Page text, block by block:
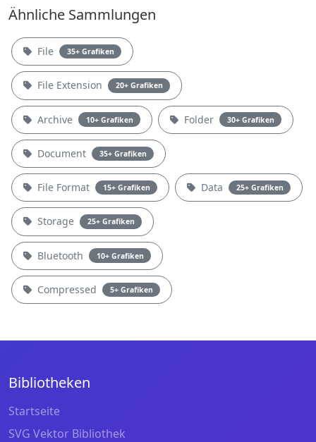
Ähnliche Sammlungen
File 35+ Grafiken
File Extension 20+ Grafiken
Archive 10+ Grafiken Folder 30+ Grafiken
Document 35+ Grafiken
File Format 15+ Grafiken Data 25+ Grafiken
Storage 25+ Grafiken
Bluetooth 10+ Grafiken
Compressed 5+ Grafiken
Bibliotheken
Startseite
SVG Vektor Bibliothek